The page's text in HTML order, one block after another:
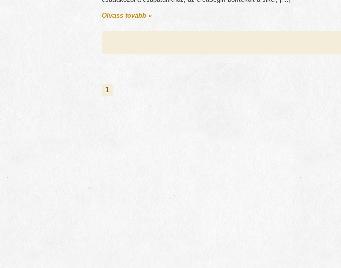
Olvass tovább »
1